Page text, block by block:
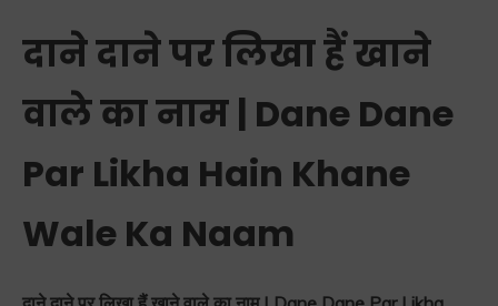
दाने दाने पर लिखा हैं खाने
वाले का नाम | Dane Dane
Par Likha Hain Khane
Wale Ka Naam